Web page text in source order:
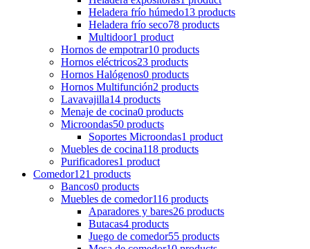
Heladera frío húmedo13 products
Heladera frío seco78 products
Multidoor1 product
Hornos de empotrar10 products
Hornos eléctricos23 products
Hornos Halógenos0 products
Hornos Multifunción2 products
Lavavajilla14 products
Menaje de cocina0 products
Microondas50 products
Soportes Microondas1 product
Muebles de cocina118 products
Purificadores1 product
Comedor121 products
Bancos0 products
Muebles de comedor116 products
Aparadores y bares26 products
Butacas4 products
Juego de comedor55 products